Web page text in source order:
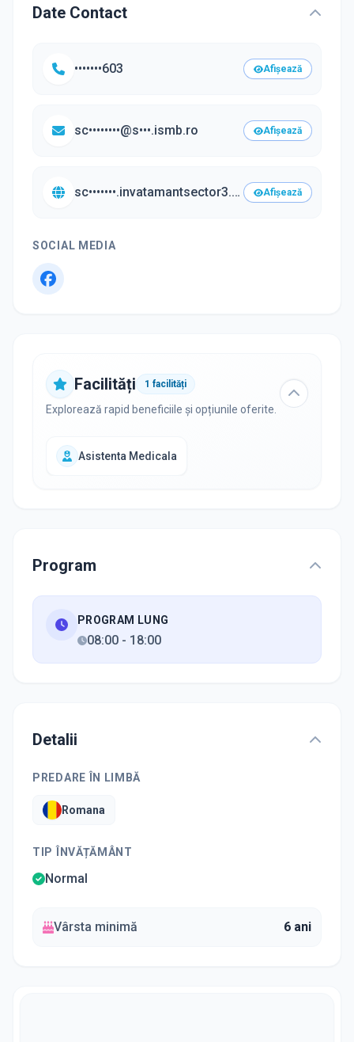
Date Contact
•••••••603 Afișează
sc••••••••@s•••.ismb.ro Afișează
sc•••••••.invatamantsector3.ro/••• Afișează
SOCIAL MEDIA
Facilități 1 facilități
Explorează rapid beneficiile și opțiunile oferite.
Asistenta Medicala
Program
PROGRAM LUNG
08:00 - 18:00
Detalii
PREDARE ÎN LIMBĂ
Romana
TIP ÎNVĂȚĂMÂNT
Normal
Vârsta minimă 6 ani